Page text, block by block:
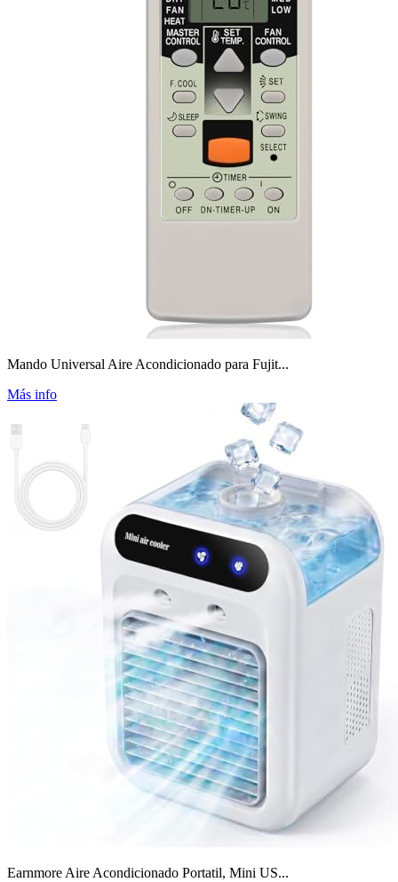
Mando Universal Aire Acondicionado para Fujit...
Más info
Earnmore Aire Acondicionado Portatil, Mini US...